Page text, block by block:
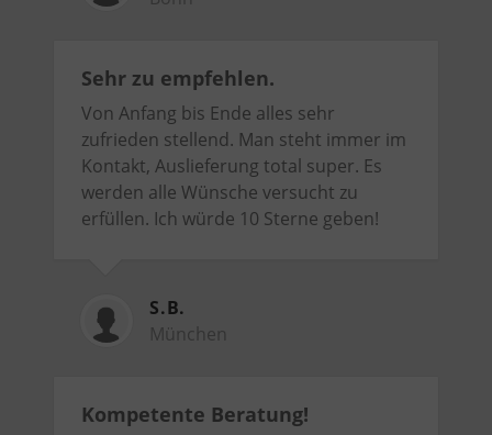
Sehr zu empfehlen.
Von Anfang bis Ende alles sehr
zufrieden stellend. Man steht immer im
Kontakt, Auslieferung total super. Es
werden alle Wünsche versucht zu
erfüllen. Ich würde 10 Sterne geben!
S.B.
München
Kompetente Beratung!